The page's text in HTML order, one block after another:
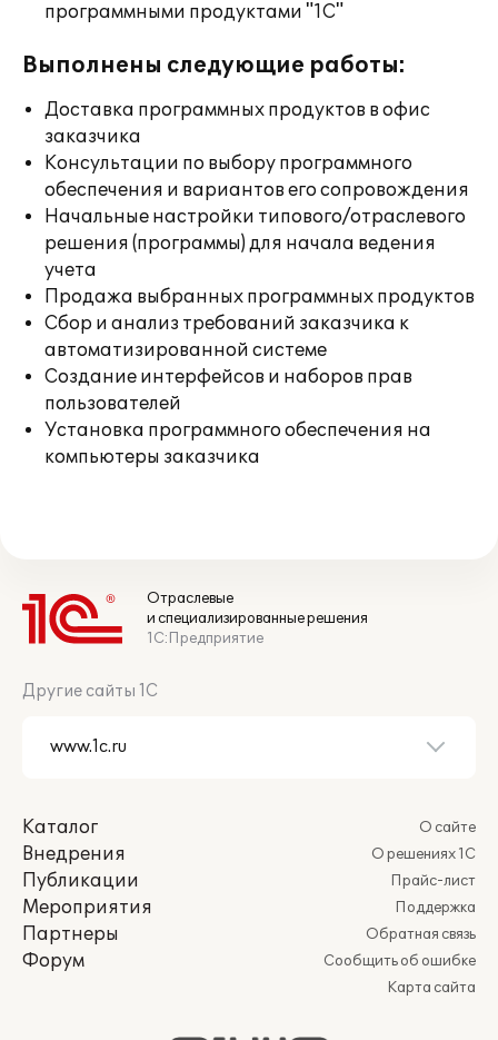
программными продуктами "1С"
Выполнены следующие работы:
Доставка программных продуктов в офис
заказчика
Консультации по выбору программного
обеспечения и вариантов его сопровождения
Начальные настройки типового/отраслевого
решения (программы) для начала ведения
учета
Продажа выбранных программных продуктов
Сбор и анализ требований заказчика к
автоматизированной системе
Создание интерфейсов и наборов прав
пользователей
Установка программного обеспечения на
компьютеры заказчика
Отраслевые
и специализированные решения
1С:Предприятие
Другие сайты 1С
Каталог
Внедрения
Публикации
Мероприятия
Партнеры
Форум
О сайте
О решениях 1С
Прайс-лист
Поддержка
Обратная связь
Сообщить об ошибке
Карта сайта